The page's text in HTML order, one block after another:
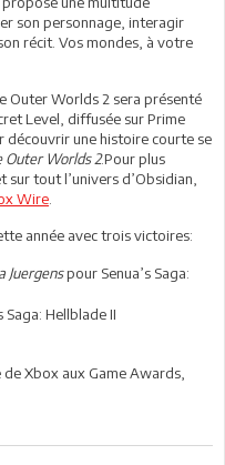
son personnage, interagir
récit. Vos mondes, à votre
Outer Worlds 2 sera présenté
Level, diffusée sur Prime
découvrir une histoire courte se
Outer Worlds 2.Pour plus
tout l’univers d’Obsidian,
Wire
année avec trois victoires:
Juergenspour Senua’s Saga:
Saga: Hellblade II
Xbox aux Game Awards,